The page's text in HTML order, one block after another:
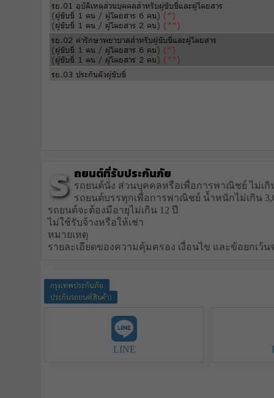
ร ถยนต์ที่รับประกันภัย
รถยนต์นั่ง ส่วนบุคคลหรือเพื่อการพาณิชย์ ไม่เกิ
รถยนต์บรรทุกเพื่อการพาณิชย์ น้ำหนักไม่เกิน
รถยนต์จะต้องมีอายุไม่เกิน 12 ปี
ไม่ใช้รับจ้างหรือให้เช่า
หมายเหตุ
รายละเอียดของความคุ้มครอง เงื่อนไข และข้อยกเว้
กรุงเทพประกันภัย
ประกันรถยนต์(สินค้า)
LINE